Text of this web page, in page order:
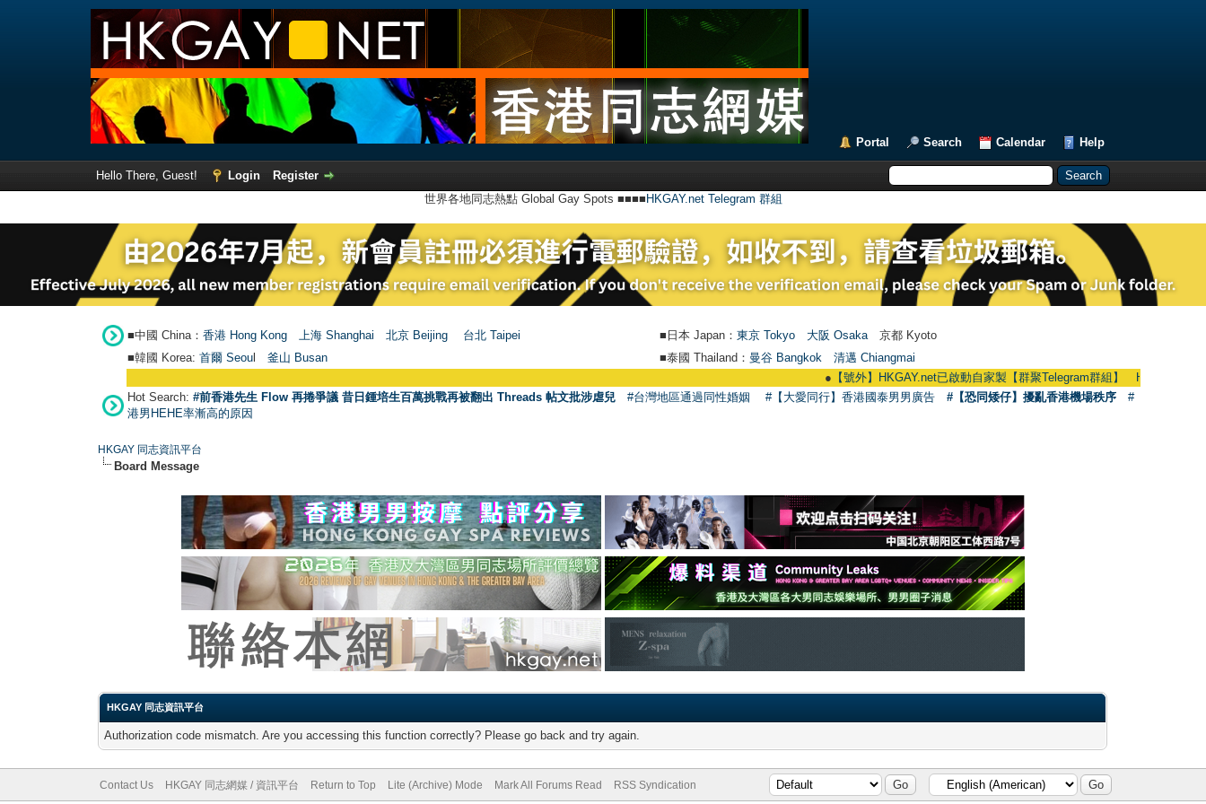
Portal Search Calendar Help
Hello There, Guest! Login
Register
世界各地同志熱點 Global Gay Spots ■■■■ HKGAY.net Telegram 群組
■中國 China： 香港 Hong Kong 上海 Shanghai 北京 Beijing 台北 Taipei ■日本 Japan： 東京 Tokyo 大阪 Osaka 京都 Kyoto
■韓國 Korea: 首爾 Seou 釜山 Busan ■泰國 Thailand： 曼谷 Bangkok
清邁 Chiangmai
【號外】HKGAY.net已啟動自家製【群聚Telegram群組】 HKGAY.net
Hot Search: #前香港先生 Flow 再捲爭議 昔日鍾培生百萬挑戰再被翻出 Threads 帖文批涉虐兒 #台灣地區通過同性婚姻 #【大愛同行】香港國泰男男廣告 #【恐同矮仔】擾亂香港機場秩序
#
港男HEHE率漸高的原因
HKGAY 同志資訊平台
Board Message
HKGAY 同志資訊平台
Authorization code mismatch. Are you accessing this function correctly? Please go back and try again.
Contact Us HKGAY 同志網媒 / 資訊平台 Return to Top Lite (Archive) Mode Mark All Forums Read RSS Syndication